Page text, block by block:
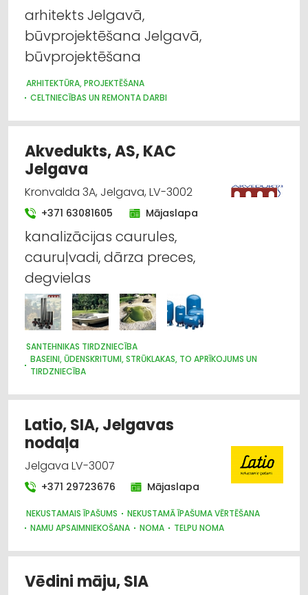
arhitekts Jelgavā,
būvprojektēšana Jelgavā,
būvprojektēšana
ARHITEKTŪRA, PROJEKTĒŠANA
CELTNIECĪBAS UN REMONTA DARBI
SILTUMAPGĀDE UN SILTUMTĪKLI
TELPĀM
PAVAIROŠANAS DARBI
Akvedukts, AS, KAC
Jelgava
Kronvalda 3A, Jelgava, LV-3002
+371 63081605 Mājaslapa
kanalizācijas caurules,
cauruļvadi, dārza preces,
degvielas
SANTEHNIKAS TIRDZNIECĪBA
BASEINI, ŪDENSKRITUMI, STRŪKLAKAS, TO APRĪKOJUMS UN
TIRDZNIECĪBA
SANTEHNIKAS VAIRUMTIRDZNIECĪBA
SŪKŅI, PUMPJI, VĀRSTI, VENTIĻI
ŪDENSAPGĀDE UN KANALIZĀCIJA
Latio, SIA, Jelgavas
nodaļa
Jelgava LV-3007
+371 29723676 Mājaslapa
NEKUSTAMAIS ĪPAŠUMS
NEKUSTAMĀ ĪPAŠUMA VĒRTĒŠANA
NAMU APSAIMNIEKOŠANA
NOMA TELPU NOMA
Vēdini māju, SIA